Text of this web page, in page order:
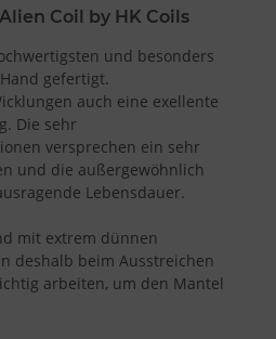
Coil by HK Coils
und besonders
gefertigt.
auch eine exellente
Die sehr
versprechen ein sehr
und die außergewöhnlich
Lebensdauer.
mit extrem dünnen
deshalb beim Ausstreichen
arbeiten, um den Mantel